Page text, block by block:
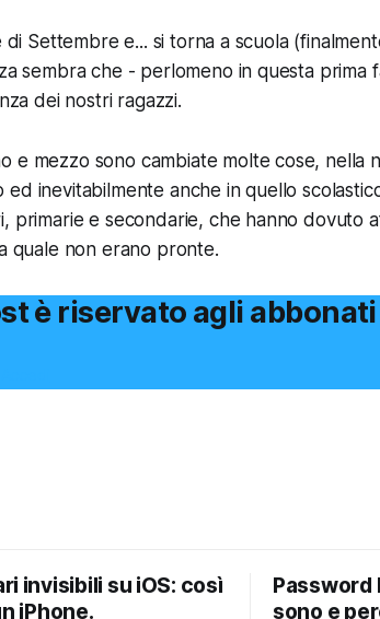
di Settembre e... si torna a scuola
sembra che - perlomeno in questa prima
dei nostri ragazzi.
e mezzo sono cambiate molte cose, nella
ed inevitabilmente anche in quello
primarie e secondarie, che hanno dovuto
quale non erano pronte.
è riservato agli abbonati
invisibili su iOS: così
iPhone.
Password
sono e